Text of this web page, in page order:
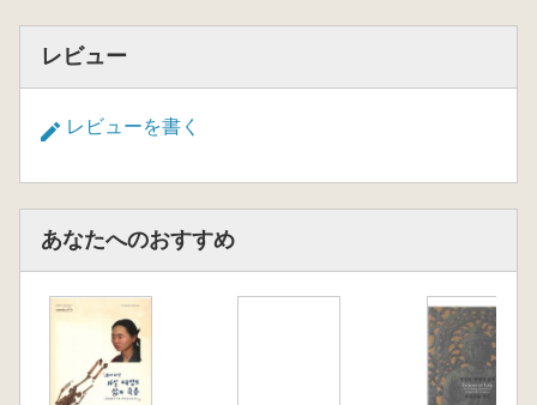
レビュー
レビューを書く
あなたへのおすすめ